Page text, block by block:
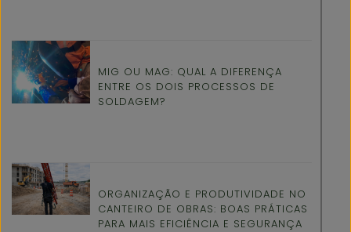
MIG OU MAG: QUAL A DIFERENÇA
ENTRE OS DOIS PROCESSOS DE
SOLDAGEM?
ORGANIZAÇÃO E PRODUTIVIDADE NO
CANTEIRO DE OBRAS: BOAS PRÁTICAS
PARA MAIS EFICIÊNCIA E SEGURANÇA